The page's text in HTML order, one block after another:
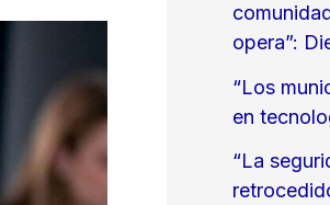
opera”:
“Los
en
“La